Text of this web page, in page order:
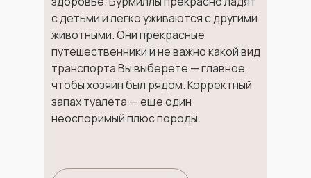
с детьми и легко уживаются с другими
животными. Они прекрасные
путешественники и не важно какой вид
транспорта Вы выберете — главное,
чтобы хозяин был рядом. Корректный
запах туалета — еще один
неоспоримый плюс породы.